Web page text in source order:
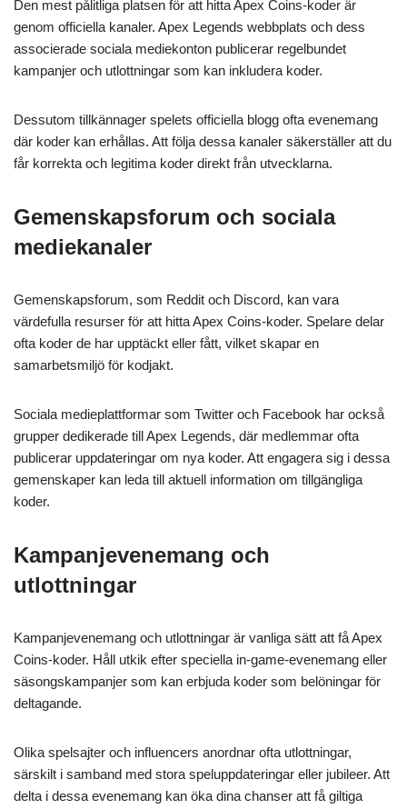
Den mest pålitliga platsen för att hitta Apex Coins-koder är
genom officiella kanaler. Apex Legends webbplats och dess
associerade sociala mediekonton publicerar regelbundet
kampanjer och utlottningar som kan inkludera koder.
Dessutom tillkännager spelets officiella blogg ofta evenemang
där koder kan erhållas. Att följa dessa kanaler säkerställer att du
får korrekta och legitima koder direkt från utvecklarna.
Gemenskapsforum och sociala
mediekanaler
Gemenskapsforum, som Reddit och Discord, kan vara
värdefulla resurser för att hitta Apex Coins-koder. Spelare delar
ofta koder de har upptäckt eller fått, vilket skapar en
samarbetsmiljö för kodjakt.
Sociala medieplattformar som Twitter och Facebook har också
grupper dedikerade till Apex Legends, där medlemmar ofta
publicerar uppdateringar om nya koder. Att engagera sig i dessa
gemenskaper kan leda till aktuell information om tillgängliga
koder.
Kampanjevenemang och
utlottningar
Kampanjevenemang och utlottningar är vanliga sätt att få Apex
Coins-koder. Håll utkik efter speciella in-game-evenemang eller
säsongskampanjer som kan erbjuda koder som belöningar för
deltagande.
Olika spelsajter och influencers anordnar ofta utlottningar,
särskilt i samband med stora speluppdateringar eller jubileer. Att
delta i dessa evenemang kan öka dina chanser att få giltiga